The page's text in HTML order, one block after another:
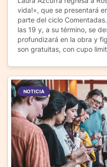
vida!», que se presentará
parte del ciclo
las 19 y, a su término, se
profundizará en la obra y
son gratuitas, con cupo
NOTICIA